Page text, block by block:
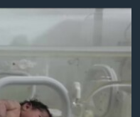
available